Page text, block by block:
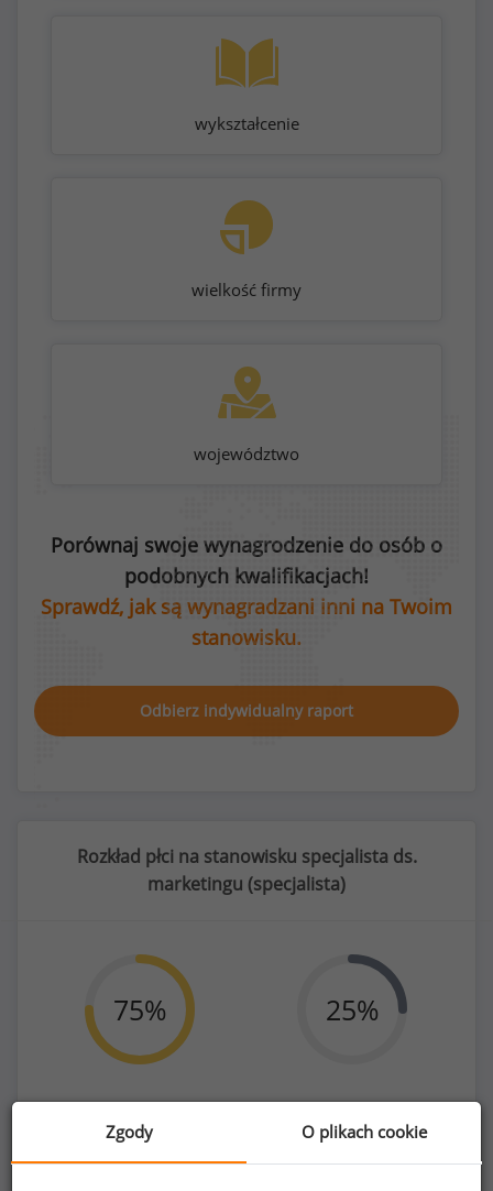
wykształcenie
wielkość firmy
województwo
Porównaj swoje wynagrodzenie do osób o
podobnych kwalifikacjach!
Sprawdź, jak są wynagradzani inni na Twoim
stanowisku.
Odbierz indywidualny raport
Rozkład płci na stanowisku specjalista ds.
marketingu (specjalista)
75%
Kobiety
954
25%
Mężczyźni
319
Zgody O plikach cookie